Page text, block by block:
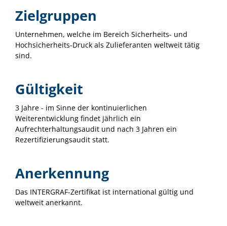
Zielgruppen
Unternehmen, welche im Bereich Sicherheits- und
Hochsicherheits-Druck als Zulieferanten weltweit tätig
sind.
Gültigkeit
3 Jahre - im Sinne der kontinuierlichen
Weiterentwicklung findet jährlich ein
Aufrechterhaltungsaudit und nach 3 Jahren ein
Rezertifizierungsaudit statt.
Anerkennung
Das INTERGRAF-Zertifikat ist international gültig und
weltweit anerkannt.